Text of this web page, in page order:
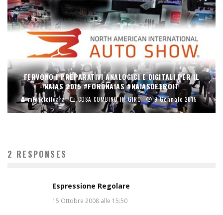
FERVONO I PREPARATIVI ANALOGICI E DIGITALI PER IL
NAIAS 2015 #FORDNAIAS #NAIASDETROIT
micheleficara COSA COMBINO IN GIRO 9 Gennaio 2015
2 RESPONSES
Espressione Regolare
15 Ottobre 2008 alle 15:50